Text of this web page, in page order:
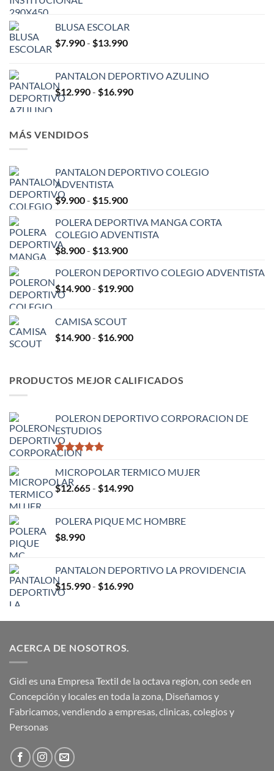
era:
$44.990.
es:
BLUSA ESCOLAR
$7.990- $13.990Rango
desde
$7.990
PANTALON DEPORTIVO AZULINO
$12.990- $16.990Rango
$16.990
MÁS VENDIDOS
PANTALON DEPORTIVO COLEGIO
ADVENTISTA
$9.900- $15.900Rango
precios:
desde
$9.900
$15.900
POLERA DEPORTIVA MANGA CORTA
COLEGIO ADVENTISTA
$8.900- $13.900Rango
precios:
desde
POLERON DEPORTIVO COLEGIO ADVENTISTA
$14.900- $19.900Rango
$14.900
CAMISA SCOUT
$14.900- $16.900Rango
desde
$16.900
PRODUCTOS MEJOR CALIFICADOS
POLERON DEPORTIVO CORPORACION DE
ESTUDIOS
con5.00
de 5
MICROPOLAR TERMICO MUJER
$12.665- $14.990Rango
desde
$14.990
POLERA PIQUE MC HOMBRE
$8.990
PANTALON DEPORTIVO LA PROVIDENCIA
$15.990- $16.990Rango
desde
ACERCA DE NOSOTROS.
Gidi es una Empresa Textil de la octava region, con sede en
Concepción y locales en toda la zona, Diseñamos y
Fabricamos, vendiendo a empresas, clinicas, colegios y
Personas